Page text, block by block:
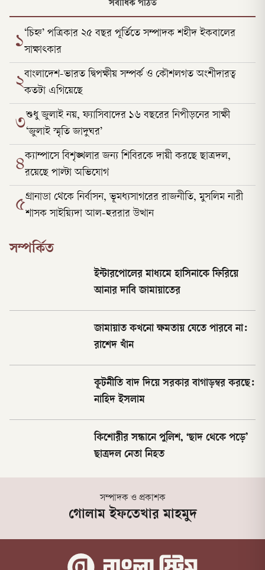
সর্বাধিক পঠিত
১‘চিহ্ন’ পত্রিকার ২৫ বছর পূর্তিতে সম্পাদক শহীদ ইকবালের
সাক্ষাৎকার
২বাংলাদেশ-ভারত দ্বিপক্ষীয় সম্পর্ক ও কৌশলগত অংশীদারত্ব
কতটা এগিয়েছে
৩শুধু জুলাই নয়, ফ্যাসিবাদের ১৬ বছরের নিপীড়নের সাক্ষী
‘জুলাই স্মৃতি জাদুঘর’
৪ক্যাম্পাসে বিশৃঙ্খলার জন্য শিবিরকে দায়ী করছে ছাত্রদল,
রয়েছে পাল্টা অভিযোগ
৫গ্রানাডা থেকে নির্বাসন, ভূমধ্যসাগরের রাজনীতি, মুসলিম নারী
শাসক সাইয়্যিদা আল-হুররার উত্থান
সম্পর্কিত
ইন্টারপোলের মাধ্যমে হাসিনাকে ফিরিয়ে
আনার দাবি জামায়াতের
জামায়াত কখনো ক্ষমতায় যেতে পারবে না:
রাশেদ খাঁন
কূটনীতি বাদ দিয়ে সরকার বাগাড়ম্বর করছে:
নাহিদ ইসলাম
কিশোরীর সন্ধানে পুলিশ, ‘ছাদ থেকে পড়ে’
ছাত্রদল নেতা নিহত
সম্পাদক ও প্রকাশক
গোলাম ইফতেখার মাহমুদ